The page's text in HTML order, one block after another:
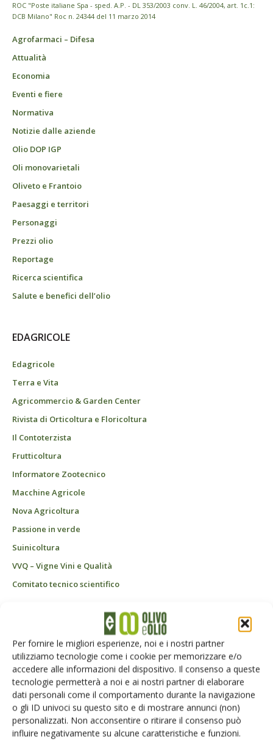
Per fornire le migliori esperienze, noi e i nostri partner
utilizziamo tecnologie come i cookie per memorizzare e/o
accedere alle informazioni del dispositivo. Il consenso a queste
tecnologie permetterà a noi e ai nostri partner di elaborare
dati personali come il comportamento durante la navigazione
o gli ID univoci su questo sito e di mostrare annunci (non)
personalizzati. Non acconsentire o ritirare il consenso può
influire negativamente su alcune caratteristiche e funzioni.
ROC "Poste italiane Spa - sped. A.P. - DL 353/2003 conv. L. 46/2004, art. 1c.1:
DCB Milano" Roc n. 24344 del 11 marzo 2014
Agrofarmaci – Difesa
Attualità
Economia
Eventi e fiere
Normativa
Notizie dalle aziende
Olio DOP IGP
Oli monovarietali
Oliveto e Frantoio
Paesaggi e territori
Personaggi
Prezzi olio
Reportage
Ricerca scientifica
Salute e benefici dell’olio
EDAGRICOLE
Edagricole
Terra e Vita
Agricommercio & Garden Center
Rivista di Orticoltura e Floricoltura
Il Contoterzista
Frutticoltura
Informatore Zootecnico
Macchine Agricole
Nova Agricoltura
Passione in verde
Suinicoltura
VVQ – Vigne Vini e Qualità
Comitato tecnico scientifico
CONTATTI
La rivista
Tecniche Nuove
I libri Tecniche Nuove